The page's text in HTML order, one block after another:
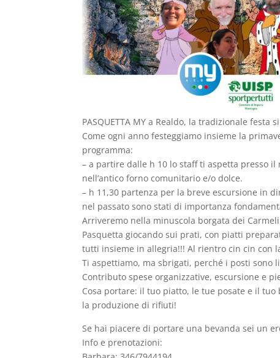
PASQUETTA MY a Realdo, la tradizionale festa
Come ogni anno festeggiamo insieme la
programma:
– a partire dalle h 10 lo staff ti aspetta presso
nell’antico forno comunitario e/o dolce.
– h 11,30 partenza per la breve escursione in
nel passato sono stati di importanza
Arriveremo nella minuscola borgata dei
Pasquetta giocando sui prati, con piatti
tutti insieme in allegria!!! Al rientro cin cin con
Ti aspettiamo, ma sbrigati, perché i posti sono
Contributo spese organizzative, escursione e
Cosa portare: il tuo piatto, le tue posate e il tuo
la produzione di rifiuti!
Se hai piacere di portare una bevanda sei un
Info e prenotazioni: